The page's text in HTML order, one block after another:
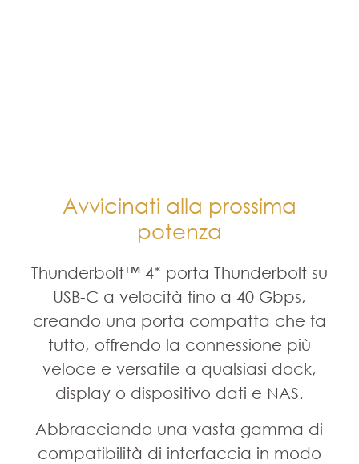
Avvicinati alla prossima
potenza
Thunderbolt™ 4* porta Thunderbolt su
USB-C a velocità fino a 40 Gbps,
creando una porta compatta che fa
tutto, offrendo la connessione più
veloce e versatile a qualsiasi dock,
display o dispositivo dati e NAS.
Abbracciando una vasta gamma di
compatibilità di interfaccia in modo